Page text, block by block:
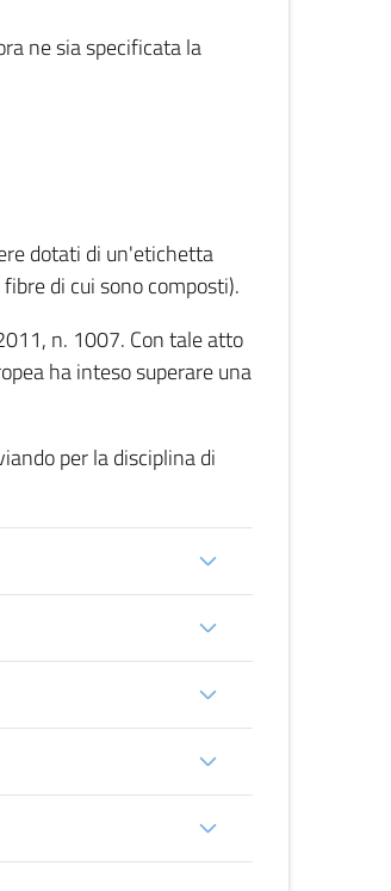
ne sia specificata la
dotati di un'etichetta
di cui sono composti).
n. 1007. Con tale atto
ha inteso superare una
per la disciplina di